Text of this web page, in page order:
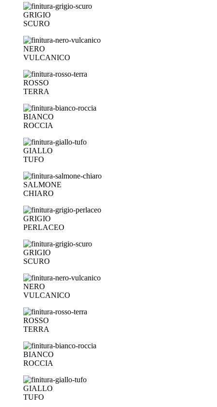
GRIGIO
SCURO
NERO
VULCANICO
ROSSO
TERRA
BIANCO
ROCCIA
GIALLO
TUFO
SALMONE
CHIARO
GRIGIO
PERLACEO
GRIGIO
SCURO
NERO
VULCANICO
ROSSO
TERRA
BIANCO
ROCCIA
GIALLO
TUFO